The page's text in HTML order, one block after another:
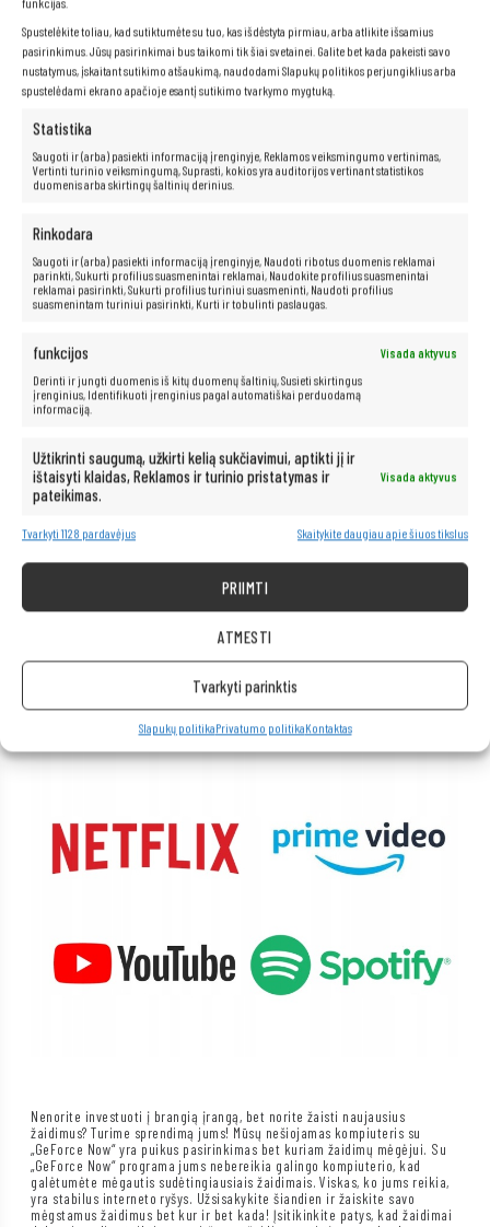
Spustelėkite toliau, kad sutiktumėte su tuo, kas išdėstyta pirmiau, arba atlikite išsamius
pasirinkimus. Jūsų pasirinkimai bus taikomi tik šiai svetainei. Galite bet kada pakeisti savo
nustatymus, įskaitant sutikimo atšaukimą, naudodami Slapukų politikos perjungiklius arba
spustelėdami ekrano apačioje esantį sutikimo tvarkymo mygtuką.
Statistika
Saugoti ir (arba) pasiekti informaciją įrenginyje, Reklamos veiksmingumo vertinimas,
Vertinti turinio veiksmingumą, Suprasti, kokios yra auditorijos vertinant statistikos
duomenis arba skirtingų šaltinių derinius.
Rinkodara
Saugoti ir (arba) pasiekti informaciją įrenginyje, Naudoti ribotus duomenis reklamai
parinkti, Sukurti profilius suasmenintai reklamai, Naudokite profilius suasmenintai
reklamai pasirinkti, Sukurti profilius turiniui suasmeninti, Naudoti profilius
suasmenintam turiniui pasirinkti, Kurti ir tobulinti paslaugas.
funkcijos
Visada aktyvus
Derinti ir jungti duomenis iš kitų duomenų šaltinių, Susieti skirtingus
įrenginius, Identifikuoti įrenginius pagal automatiškai perduodamą
informaciją.
Užtikrinti saugumą, užkirti kelią sukčiavimui, aptikti jį ir
ištaisyti klaidas, Reklamos ir turinio pristatymas ir
pateikimas.
Visada aktyvus
Tvarkyti 1128 pardavėjus Skaitykite daugiau apie šiuos tikslus
PRIIMTI
ATMESTI
Tvarkyti parinktis
Slapukų politikaPrivatumo politikaKontaktas
Patogi klaviatūra
Ergonomiškai suprojektuota klaviatūra užtikrina patogų rašymą net ir
naudojimo patogumą.
Neribotos multimedijos galimybės – po
Kompiuteris taip pat idealiai tinka visoms multimedijos programoms.
Nenorite investuoti į brangią įrangą, bet norite žaisti naujausius
žaidimus? Turime sprendimą jums! Mūsų nešiojamas kompiuteris su
„GeForce Now“ yra puikus pasirinkimas bet kuriam žaidimų mėgėjui. Su
„GeForce Now“ programa jums nebereikia galingo kompiuterio, kad
galėtumėte mėgautis sudėtingiausiais žaidimais. Viskas, ko jums reikia,
yra stabilus interneto ryšys. Užsisakykite šiandien ir žaiskite savo
mėgstamus žaidimus bet kur ir bet kada! Įsitikinkite patys, kad žaidimai